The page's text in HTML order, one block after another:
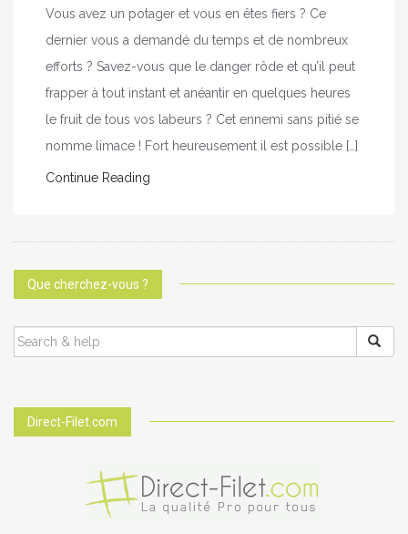
Vous avez un potager et vous en êtes fiers ? Ce
dernier vous a demandé du temps et de nombreux
efforts ? Savez-vous que le danger rôde et qu’il peut
frapper à tout instant et anéantir en quelques heures
le fruit de tous vos labeurs ? Cet ennemi sans pitié se
nomme limace ! Fort heureusement il est possible […]
Continue Reading
Que cherchez-vous ?
SEARCH
FOR:
Direct-Filet.com